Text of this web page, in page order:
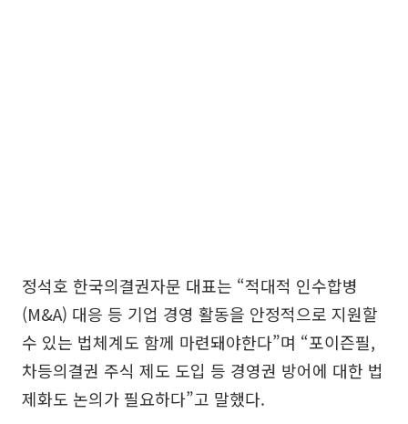
정석호 한국의결권자문 대표는 “적대적 인수합병
(M&A) 대응 등 기업 경영 활동을 안정적으로 지원할
수 있는 법체계도 함께 마련돼야한다”며 “포이즌필,
차등의결권 주식 제도 도입 등 경영권 방어에 대한 법
제화도 논의가 필요하다”고 말했다.